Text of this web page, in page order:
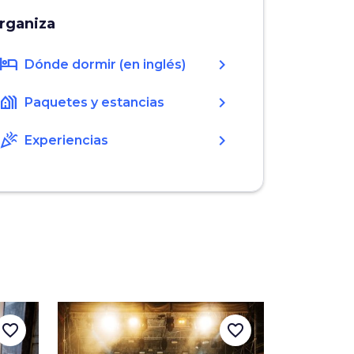
hotel Dónde dormir (en inglés) chevron_right
holiday_village Paquetes y estancias chevron_right
celebration Experiencias chevron_right
favorite_border favorite_border